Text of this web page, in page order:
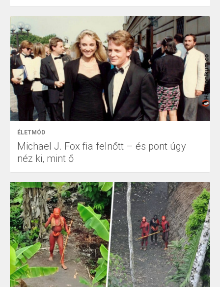
ÉLETMÓD
Michael J. Fox fia felnőtt – és pont úgy
néz ki, mint ő